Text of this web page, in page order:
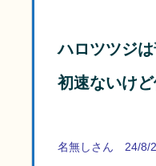
ハロツツジ
初速ないけ
名無しさん 24/8/